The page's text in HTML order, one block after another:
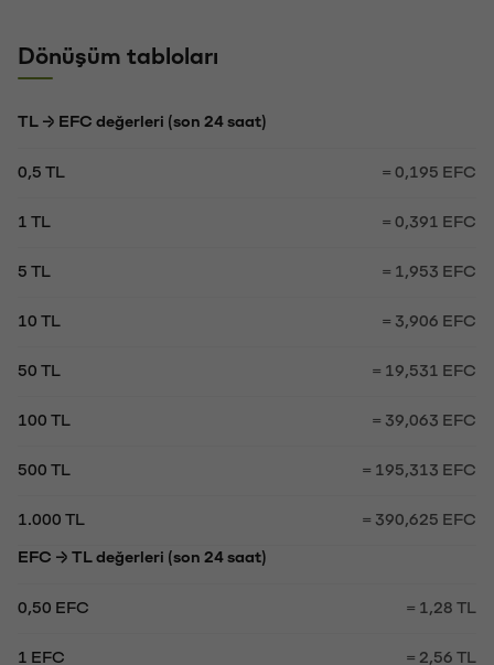
Dönüşüm tabloları
TL → EFC değerleri (son 24 saat)
0,5 TL = 0,195 EFC
1 TL = 0,391 EFC
5 TL = 1,953 EFC
10 TL = 3,906 EFC
50 TL = 19,531 EFC
100 TL = 39,063 EFC
500 TL = 195,313 EFC
1.000 TL = 390,625 EFC
EFC → TL değerleri (son 24 saat)
0,50 EFC = 1,28 TL
1 EFC = 2,56 TL